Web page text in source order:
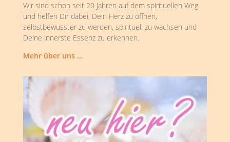
Wir sind schon seit 20 Jahren auf dem spirituellen Weg
und helfen Dir dabei, Dein Herz zu öffnen,
selbstbewusster zu werden, spirituell zu wachsen und
Deine innerste Essenz zu erkennen.
Mehr über uns …